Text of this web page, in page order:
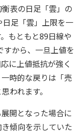
表の日足「雲」の
足「雲」上限を一
もともと89日線や
から、一旦上値を
に上値抵抗が強く
時的な戻りは「売
われます。
開となった場合に
傾向を示していた